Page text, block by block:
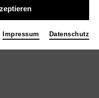
SURF CLUB | 2016
2017 Niclas Reed Middleton
Impressum Datenschutz